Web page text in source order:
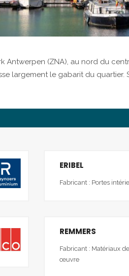
Antwerpen (ZNA), au nord du
largement le gabarit du quartier.
ERIBEL
Fabricant : Portes
REMMERS
Fabricant : Matériaux
œuvre